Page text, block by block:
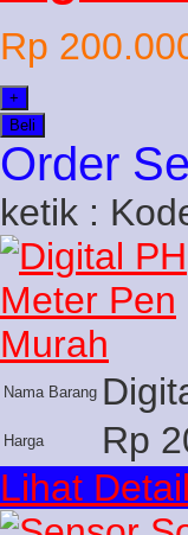
Rp
+
Beli
Order
ketik :
Nama Barang
Harga
Rp
Lihat